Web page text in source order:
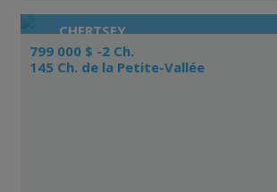
CHERTSEY
799 000 $ -2 Ch.
145 Ch. de la Petite-Vallée